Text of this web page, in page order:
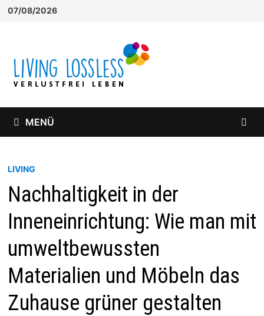
Zum
07/08/2026
MENÜ
LIVING
Nachhaltigkeit in der
Inneneinrichtung: Wie man mit
umweltbewussten
Materialien und Möbeln das
Zuhause grüner gestalten